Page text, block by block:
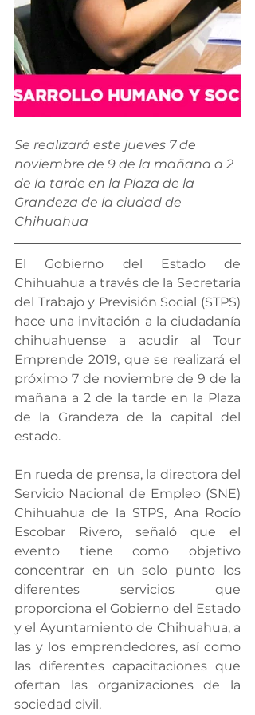
Se realizará este jueves 7 de
noviembre de 9 de la mañana a 2
de la tarde en la Plaza de la
Grandeza de la ciudad de
Chihuahua
El Gobierno del Estado de
Chihuahua a través de la Secretaría
del Trabajo y Previsión Social (STPS)
hace una invitación a la ciudadanía
chihuahuense a acudir al Tour
Emprende 2019, que se realizará el
próximo 7 de noviembre de 9 de la
mañana a 2 de la tarde en la Plaza
de la Grandeza de la capital del
estado.
En rueda de prensa, la directora del
Servicio Nacional de Empleo (SNE)
Chihuahua de la STPS, Ana Rocío
Escobar Rivero, señaló que el
evento tiene como objetivo
concentrar en un solo punto los
diferentes servicios que
proporciona el Gobierno del Estado
y el Ayuntamiento de Chihuahua, a
las y los emprendedores, así como
las diferentes capacitaciones que
ofertan las organizaciones de la
sociedad civil.